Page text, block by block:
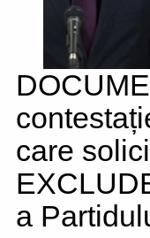
care
a